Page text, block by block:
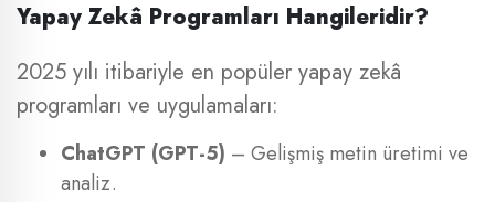
Yapay Zekâ Programları Hangileridir?
2025 yılı itibariyle en popüler yapay zekâ
programları ve uygulamaları:
ChatGPT (GPT-5) – Gelişmiş metin üretimi ve
analiz.